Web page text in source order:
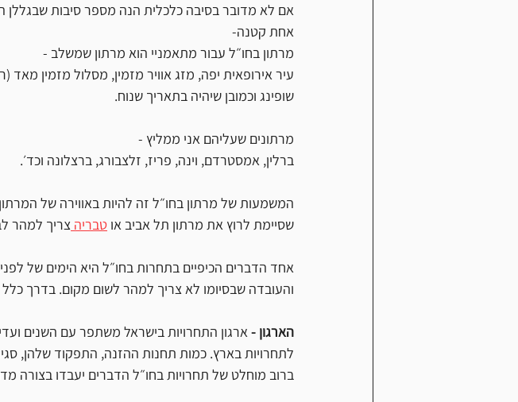
אם לא מדובר בסיבה כלכלית הנה מספר סיבות
אחת קטנה-
מרתון בחו״ל עבור מתאמניי הוא מרתון שמשלב -
עיר אירופאית יפה, מזג אוויר מזמין, מסלול מזמין מאד
שופינג וכמובן שיהיה בתאריך שנוח.
מרתונים שעליהם אני ממליץ -
ברלין, אמסטרדם, וינה, פריז, זלצבורג, ברצלונה וכד׳.
המשמעות של מרתון בחו״ל זה להיות באווירה של
שסיימת לרוץ את מרתון תל אביב או טבריה צריך למהר
אחד הדברים הכיפיים בתחרות בחו״ל היא הימים של
והעובדה שבסיומו לא צריך למהר לשום מקום. בדרך כלל
הארגון - ארגון התחרויות בישראל משתפר עם השנים
לתחרויות בארץ. כמות תחנות ההזנה, התפקוד שלהן,
ברוב מוחלט של תחרויות בחו״ל הדברים יעבדו בצורה